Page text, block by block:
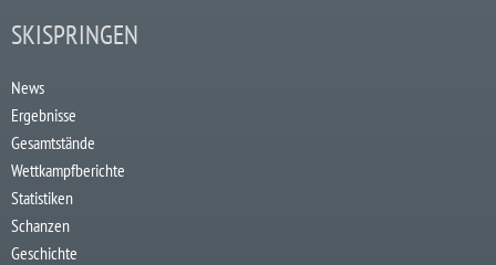
SKISPRINGEN
News
Ergebnisse
Gesamtstände
Wettkampfberichte
Statistiken
Schanzen
Geschichte